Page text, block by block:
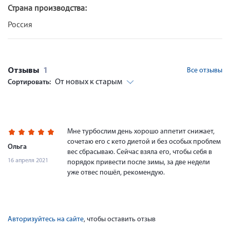
Страна производства:
Россия
Отзывы 1
Все отзывы
Сортировать: От новых к старым
Ольга
16 апреля 2021
Мне турбослим день хорошо аппетит снижает,
сочетаю его с кето диетой и без особых проблем
вес сбрасываю. Сейчас взяла его, чтобы себя в
порядок привести после зимы, за две недели
уже отвес пошёл, рекомендую.
Авторизуйтесь на сайте, чтобы оставить отзыв